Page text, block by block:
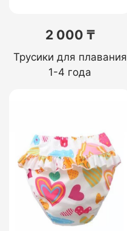
2 000 ₸
Трусики для плавания
1-4 года